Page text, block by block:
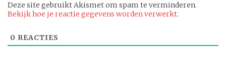
Deze site gebruikt Akismet om spam te verminderen.
Bekijk hoe je reactie gegevens worden verwerkt.
0 REACTIES